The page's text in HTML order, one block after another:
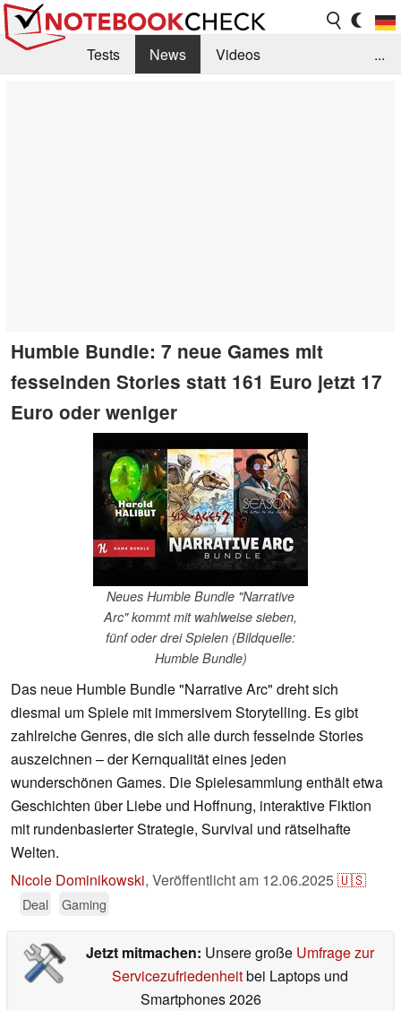
Tests News
Videos
...
Humble Bundle: 7 neue Games mit
fesselnden Stories statt 161 Euro jetzt 17
Euro oder weniger
Neues Humble Bundle "Narrative
Arc" kommt mit wahlweise sieben,
fünf oder drei Spielen (Bildquelle:
Humble Bundle)
Das neue Humble Bundle "Narrative Arc" dreht sich
diesmal um Spiele mit immersivem Storytelling. Es gibt
zahlreiche Genres, die sich alle durch fesselnde Stories
auszeichnen – der Kernqualität eines jeden
wunderschönen Games. Die Spielesammlung enthält etwa
Geschichten über Liebe und Hoffnung, interaktive Fiktion
mit rundenbasierter Strategie, Survival und rätselhafte
Welten.
Nicole Dominikowski, Veröffentlicht am 12.06.2025🇺🇸
Deal Gaming
Jetzt mitmachen: Unsere große Umfrage zur
Servicezufriedenheitbei Laptops und
Smartphones 2026